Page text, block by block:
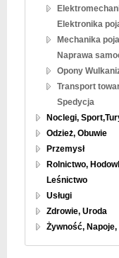
Elektronika
Mechanika
Naprawa
Opony
Transport
Spedycja
Noclegi,
Odzież, Obuwie
Przemysł
Rolnictwo,
Leśnictwo
Usługi
Zdrowie, Uroda
Żywność,